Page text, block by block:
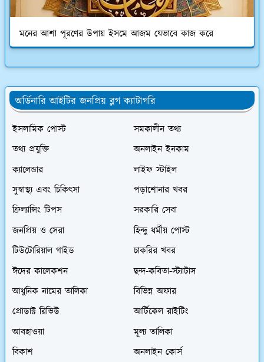
মনের আশা পূরণের উপায় ইসমে আজম যেভাবে কাজ করে
অর্ডিনারি আইটির জনপ্রিয় ব্লগ ক্যাটাগরি
ইসলামিক পোস্ট
সমকালীন তথ্য
তথ্য প্রযুক্তি
অনলাইন ইনকাম
ক্যালেন্ডার
লাইফ স্টাইল
সুস্বাস্থ্য এবং চিকিৎসা
পড়াশোনার খবর
ফ্রিল্যান্সিং টিপস
সরকারি সেবা
জনপ্রিয় ও সেরা
হিন্দু ধর্মীয় পোস্ট
টিউটোরিয়াল গাইড
চাকরির খবর
ঈদের কালেকশন
ছন্দ-কবিতা-স্ট্যাটাস
আধুনিক নামের তালিকা
বিভিন্ন অফার
প্রোডাক্ট রিভিউ
আর্টিকেল রাইটিং
আবহাওয়া
মূল্য তালিকা
বিকাশ
অনলাইন কোর্স